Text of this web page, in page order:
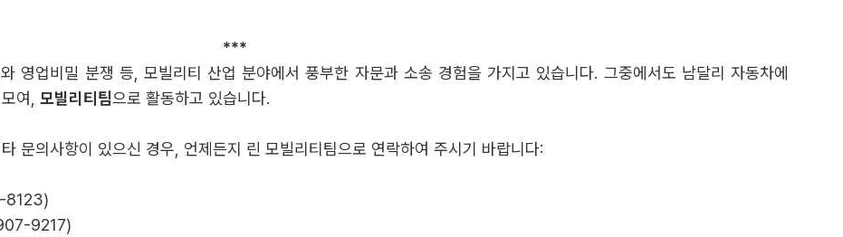
***
영업비밀 분쟁 등, 모빌리티 산업 분야에서 풍부한 자문과 소송 경험을 가지고 있습니다. 그중에서도 남달리 자동차에
여, 모빌리티팀으로 활동하고 있습니다.
문의사항이 있으신 경우, 언제든지 린 모빌리티팀으로 연락하여 주시기 바랍니다:
8123)
9217)